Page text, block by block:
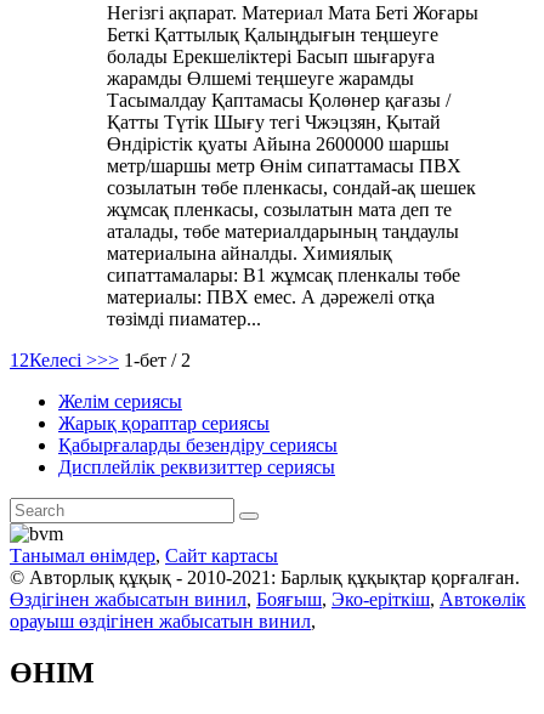
Негізгі ақпарат. Материал Мата Беті Жоғары
Беткі Қаттылық Қалыңдығын теңшеуге
болады Ерекшеліктері Басып шығаруға
жарамды Өлшемі теңшеуге жарамды
Тасымалдау Қаптамасы Қолөнер қағазы /
Қатты Түтік Шығу тегі Чжэцзян, Қытай
Өндірістік қуаты Айына 2600000 шаршы
метр/шаршы метр Өнім сипаттамасы ПВХ
созылатын төбе пленкасы, сондай-ақ шешек
жұмсақ пленкасы, созылатын мата деп те
аталады, төбе материалдарының таңдаулы
материалына айналды. Химиялық
сипаттамалары: B1 жұмсақ пленкалы төбе
материалы: ПВХ емес. А дәрежелі отқа
төзімді пиаматер...
1 2Келесі >>> 1-бет / 2
Желім сериясы
Жарық қораптар сериясы
Қабырғаларды безендіру сериясы
Дисплейлік реквизиттер сериясы
Танымал өнімдер, Сайт картасы
© Авторлық құқық - 2010-2021: Барлық құқықтар қорғалған.
Өздігінен жабысатын винил, Бояғыш, Эко-еріткіш, Автокөлік
орауыш өздігінен жабысатын винил,
ӨНІМ